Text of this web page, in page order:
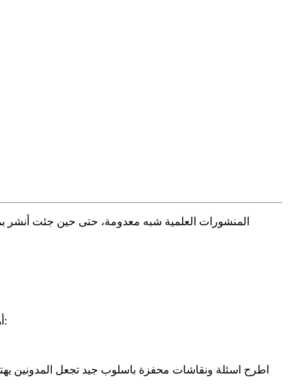
أهلا عزيزي نبراس. شكرا للسؤال واعتقد حسب رأيي ان طبيعة حسوب ليس وضع مقالات هذا مفيد جدا لكن مخصص أكثر للنقاشات ويكون كالتالي:
اطرح اسئلة ونقاشات محفزة باسلوب جيد تجعل المدونين